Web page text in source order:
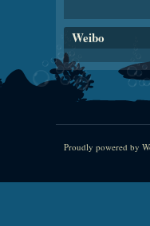
Weibo
Proudly powered by